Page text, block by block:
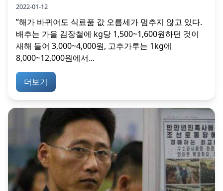
2022-01-12
”해가 바뀌어도 식료품 값 오름세가 멈추지 않고 있다.
배추는 가을 김장철에 kg당 1,500~1,600원하던 것이
새해 들어 3,000~4,000원, 고추가루는 1kg에
8,000~12,000원에서...
더보기